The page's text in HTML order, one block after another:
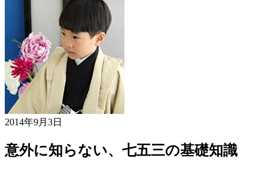
2014年9月3日
意外に知らない、七五三の基礎知識